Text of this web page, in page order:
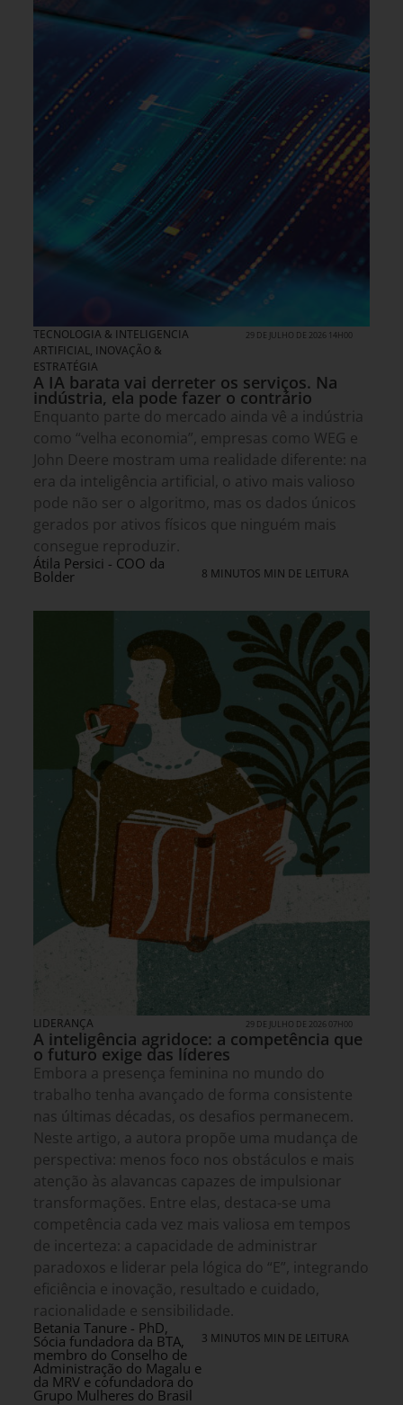
TECNOLOGIA & INTELIGENCIA
ARTIFICIAL, INOVAÇÃO &
ESTRATÉGIA
29 DE JULHO DE 2026 14H00
A IA barata vai derreter os serviços. Na
indústria, ela pode fazer o contrário
Enquanto parte do mercado ainda vê a indústria
como “velha economia”, empresas como WEG e
John Deere mostram uma realidade diferente: na
era da inteligência artificial, o ativo mais valioso
pode não ser o algoritmo, mas os dados únicos
gerados por ativos físicos que ninguém mais
consegue reproduzir.
Átila Persici - COO da
Bolder 8 MINUTOS MIN DE LEITURA
LIDERANÇA 29 DE JULHO DE 2026 07H00
A inteligência agridoce: a competência que
o futuro exige das líderes
Embora a presença feminina no mundo do
trabalho tenha avançado de forma consistente
nas últimas décadas, os desafios permanecem.
Neste artigo, a autora propõe uma mudança de
perspectiva: menos foco nos obstáculos e mais
atenção às alavancas capazes de impulsionar
transformações. Entre elas, destaca-se uma
competência cada vez mais valiosa em tempos
de incerteza: a capacidade de administrar
paradoxos e liderar pela lógica do “E”, integrando
eficiência e inovação, resultado e cuidado,
racionalidade e sensibilidade.
Betania Tanure - PhD,
Sócia fundadora da BTA,
membro do Conselho de
Administração do Magalu e
da MRV e cofundadora do
Grupo Mulheres do Brasil
3 MINUTOS MIN DE LEITURA